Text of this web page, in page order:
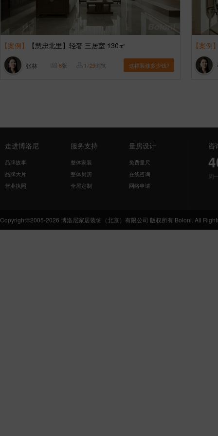
【案例】 【慧忠北里】轻奢 三居室 130㎡
张林 6张 1729浏览 这样装修多少钱?
【案例
走进博洛尼
品牌故事
品牌大片
营业执照
服务支持
整体家装
整体厨房
全屋定制
量房设计
免费量尺
在线咨询
网络申请
咨
周
Copyright©2005-2026 博洛尼家居装饰（北京）有限公司 版权所有 Boloni. All